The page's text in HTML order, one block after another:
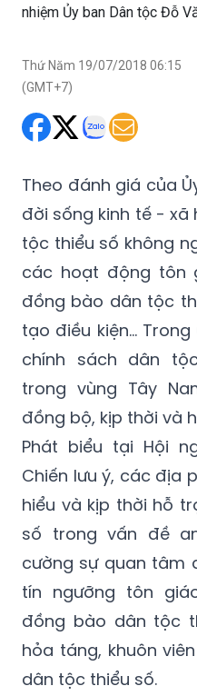
nhiệm Ủy ban Dân tộc Đỗ
Thứ Năm 19/07/2018 06:15
(GMT+7)
Theo đánh giá của
đời sống kinh tế -
tộc thiểu số không
các hoạt động tôn
đồng bào dân tộc
tạo điều kiện...
chính sách dân
trong vùng Tây
đồng bộ, kịp thời và
Phát biểu tại Hội
Chiến lưu ý, các địa
hiểu và kịp thời hỗ
số trong vấn đề
cường sự quan tâm
tín ngưỡng tôn
đồng bào dân tộc
hỏa táng, khuôn
dân tộc thiểu số.